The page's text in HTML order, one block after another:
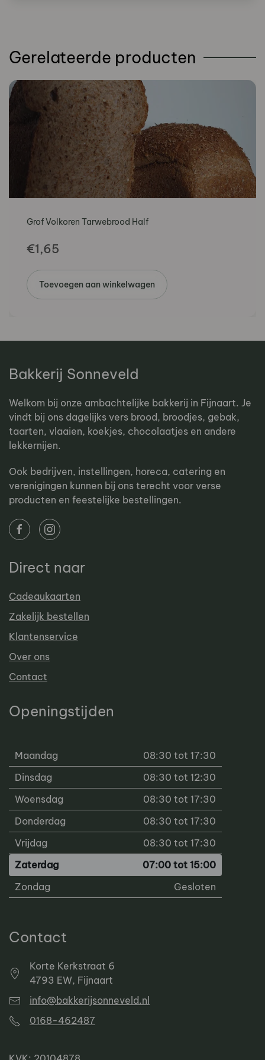
Gerelateerde producten
Grof Volkoren Tarwebrood Half
€1,65
Toevoegen aan winkelwagen
Bakkerij Sonneveld
Welkom bij onze ambachtelijke bakkerij in Fijnaart. Je
vindt bij ons dagelijks vers brood, broodjes, gebak,
taarten, vlaaien, koekjes, chocolaatjes en andere
lekkernijen.
Ook bedrijven, instellingen, horeca, catering en
verenigingen kunnen bij ons terecht voor verse
producten en feestelijke bestellingen.
Direct naar
Cadeaukaarten
Zakelijk bestellen
Klantenservice
Over ons
Contact
Openingstijden
Maandag
08:30 tot 17:30
Dinsdag
08:30 tot 12:30
Woensdag
08:30 tot 17:30
Donderdag
08:30 tot 17:30
Vrijdag
08:30 tot 17:30
Zaterdag
07:00 tot 15:00
Zondag
Gesloten
Contact
Korte Kerkstraat 6
4793 EW, Fijnaart
info@bakkerijsonneveld.nl
0168-462487